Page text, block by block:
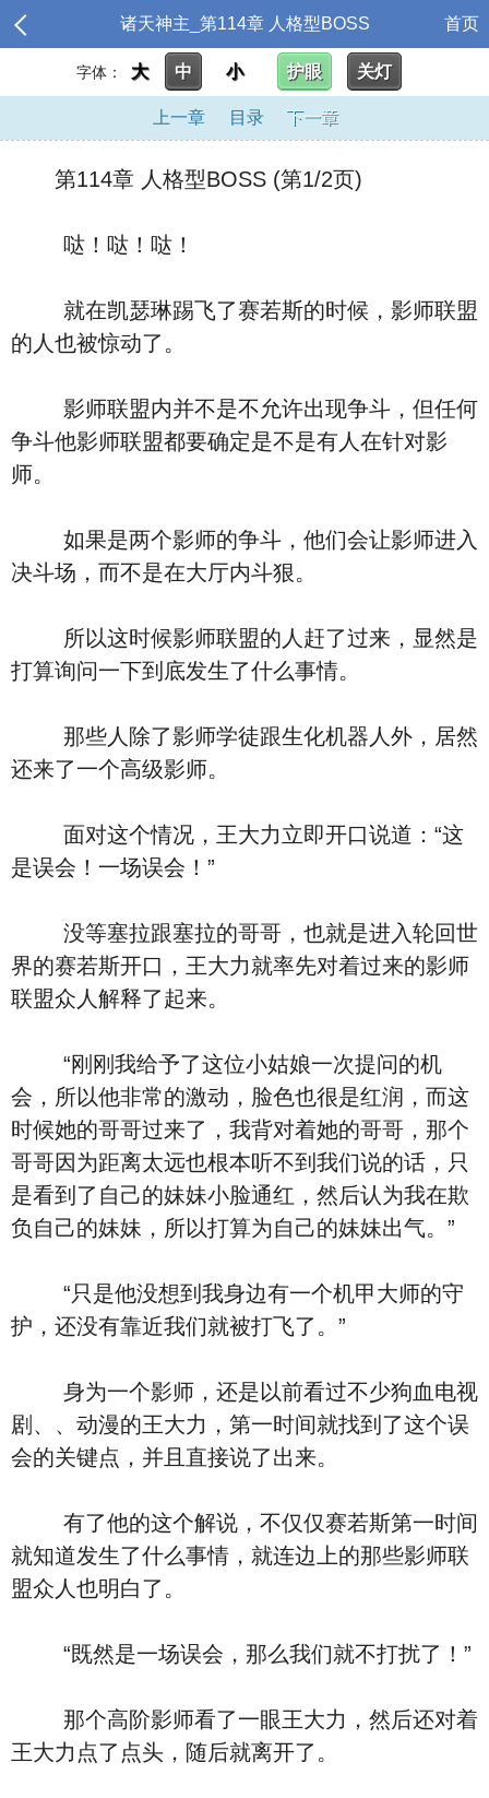
诸天神主_第114章 人格型BOSS 首页
字体： 大 中 小 护眼 关灯
上一章 目录 下一章
第114章 人格型BOSS (第1/2页)
哒！哒！哒！
就在凯瑟琳踢飞了赛若斯的时候，影师联盟
的人也被惊动了。
影师联盟内并不是不允许出现争斗，但任何
争斗他影师联盟都要确定是不是有人在针对影
师。
如果是两个影师的争斗，他们会让影师进入
决斗场，而不是在大厅内斗狠。
所以这时候影师联盟的人赶了过来，显然是
打算询问一下到底发生了什么事情。
那些人除了影师学徒跟生化机器人外，居然
还来了一个高级影师。
面对这个情况，王大力立即开口说道：“这
是误会！一场误会！”
没等塞拉跟塞拉的哥哥，也就是进入轮回世
界的赛若斯开口，王大力就率先对着过来的影师
联盟众人解释了起来。
“刚刚我给予了这位小姑娘一次提问的机
会，所以他非常的激动，脸色也很是红润，而这
时候她的哥哥过来了，我背对着她的哥哥，那个
哥哥因为距离太远也根本听不到我们说的话，只
是看到了自己的妹妹小脸通红，然后认为我在欺
负自己的妹妹，所以打算为自己的妹妹出气。”
“只是他没想到我身边有一个机甲大师的守
护，还没有靠近我们就被打飞了。”
身为一个影师，还是以前看过不少狗血电视
剧、、动漫的王大力，第一时间就找到了这个误
会的关键点，并且直接说了出来。
有了他的这个解说，不仅仅赛若斯第一时间
就知道发生了什么事情，就连边上的那些影师联
盟众人也明白了。
“既然是一场误会，那么我们就不打扰了！”
那个高阶影师看了一眼王大力，然后还对着
王大力点了点头，随后就离开了。